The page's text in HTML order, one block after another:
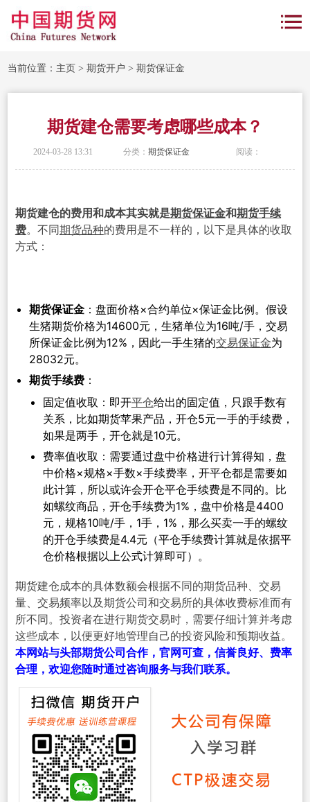
当前位置： 主页 >期货开户 >期货保证金
期货建仓需要考虑哪些成本？
2024-03-28 13:31 分类： 期货保证金 阅读：
期货建仓的费用和成本其实就是期货保证金和期货手续
费。不同期货品种的费用是不一样的，以下是具体的收取
方式：
期货保证金：盘面价格×合约单位×保证金比例。假设
生猪期货价格为14600元，生猪单位为16吨/手，交易
所保证金比例为12%，因此一手生猪的交易保证金为
28032元。
期货手续费：
固定值收取：即开平仓给出的固定值，只跟手数有
关系，比如期货苹果产品，开仓5元一手的手续费，
如果是两手，开仓就是10元。
费率值收取：需要通过盘中价格进行计算得知，盘
中价格×规格×手数×手续费率，开平仓都是需要如
此计算，所以或许会开仓平仓手续费是不同的。比
如螺纹商品，开仓手续费为1%，盘中价格是4400
元，规格10吨/手，1手，1%，那么买卖一手的螺纹
的开仓手续费是4.4元（平仓手续费计算就是依据平
仓价格根据以上公式计算即可）。
期货建仓成本的具体数额会根据不同的期货品种、交易
量、交易频率以及期货公司和交易所的具体收费标准而有
所不同。投资者在进行期货交易时，需要仔细计算并考虑
这些成本，以便更好地管理自己的投资风险和预期收益。
本网站与头部期货公司合作，官网可查，信誉良好、费率
合理，欢迎您随时通过咨询服务与我们联系。